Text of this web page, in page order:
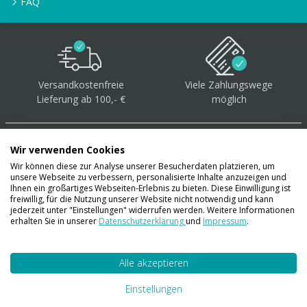
Versandkostenfreie
Lieferung ab 100,- €
Viele Zahlungswege
möglich
Über 40.000 Artikel auf
Lager
Wir verwenden Cookies
Wir können diese zur Analyse unserer Besucherdaten platzieren, um
unsere Webseite zu verbessern, personalisierte Inhalte anzuzeigen und
Ihnen ein großartiges Webseiten-Erlebnis zu bieten. Diese Einwilligung ist
freiwillig, für die Nutzung unserer Website nicht notwendig und kann
jederzeit unter "Einstellungen" widerrufen werden. Weitere Informationen
erhalten Sie in unserer Datenschutzerklärungund Impressum.
Alle akzeptieren
Einstellungen